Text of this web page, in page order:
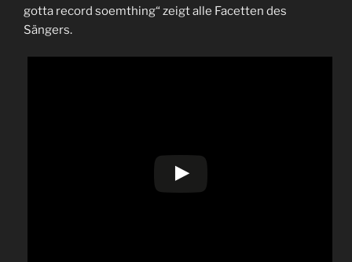
gotta record soemthing“ zeigt alle Facetten des
Sängers.